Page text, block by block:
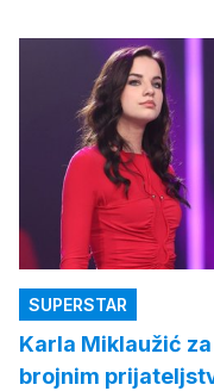
SUPERSTAR
Karla Miklaužić
brojnim